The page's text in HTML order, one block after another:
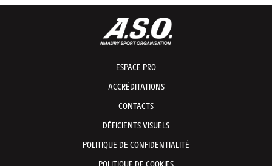
ESPACE PRO
ACCRÉDITATIONS
CONTACTS
DÉFICIENTS VISUELS
POLITIQUE DE CONFIDENTIALITÉ
POLITIQUE DE COOKIES